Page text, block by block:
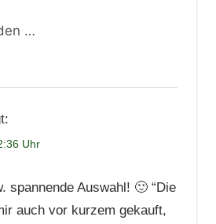
…
Uhr
spannende Auswahl! 🙂 “Die
auch vor kurzem gekauft,